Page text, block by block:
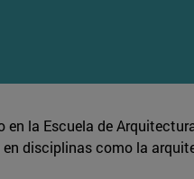
en la Escuela de
disciplinas como la